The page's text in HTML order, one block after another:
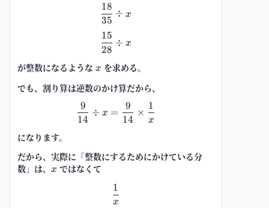
\frac{18}{35}\div x
35
18
÷ x
\frac{15}{28}\div x
28
15
÷ x
が整数になるような x
x を求める。
でも、割り算は逆数のかけ算だから、
\frac{9}{14}\div
14
9
÷ x =
14
9
×
x
1
になります。
だから、実際に「整数にするためにかけている分
数」は、 x
x ではなくて
\frac{1}{x}
x
1